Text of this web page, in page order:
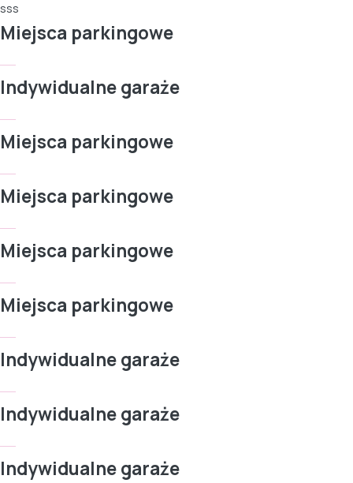
sss
Miejsca parkingowe
Indywidualne garaże
Miejsca parkingowe
Miejsca parkingowe
Miejsca parkingowe
Miejsca parkingowe
Indywidualne garaże
Indywidualne garaże
Indywidualne garaże